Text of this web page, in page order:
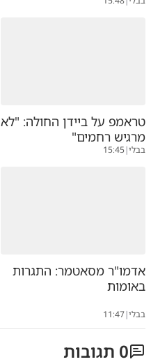
טראמפ על ביידן החולה: "לא
מרגיש רחמים"
בבלי|
15:45
אדמו"ר מסאטמר: התגרות
באומות
בבלי|
11:47
0 תגובות